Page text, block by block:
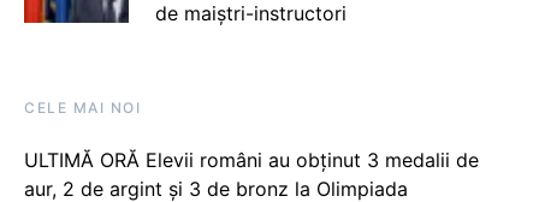
de maiștri-instructori
CELE MAI NOI
ULTIMĂ ORĂ Elevii români au obținut 3 medalii de
aur, 2 de argint și 3 de bronz la Olimpiada